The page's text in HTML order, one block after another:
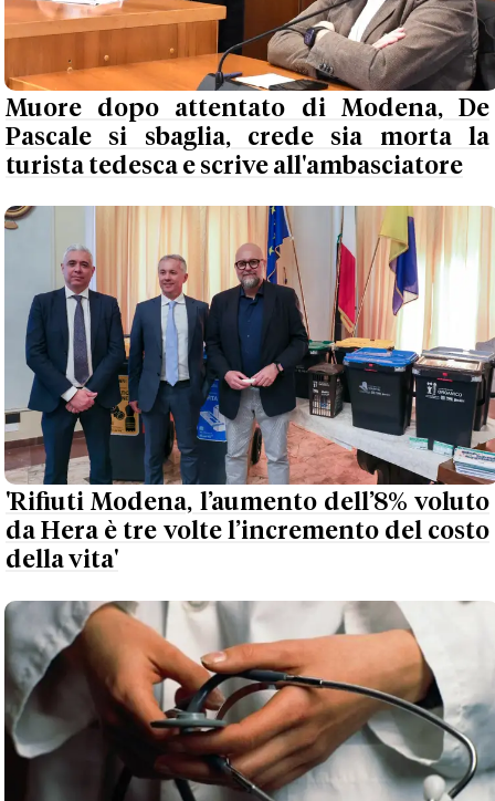
Muore dopo attentato di Modena, De
Pascale si sbaglia, crede sia morta la
turista tedesca e scrive all'ambasciatore
'Rifiuti Modena, l’aumento dell’8% voluto
da Hera è tre volte l’incremento del costo
della vita'